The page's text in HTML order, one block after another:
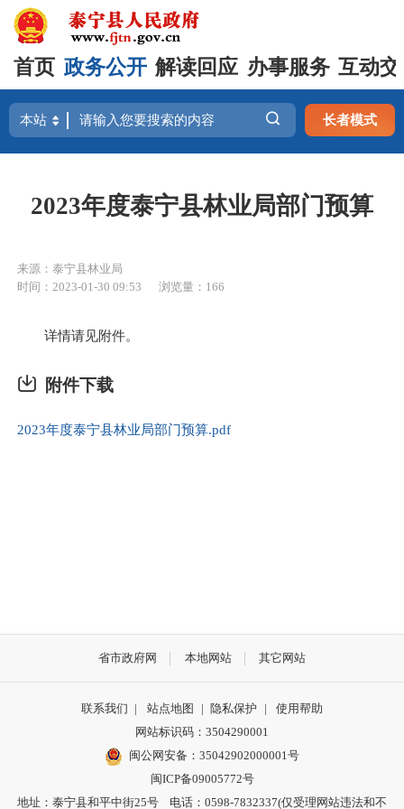
首页 政务公开 解读回应 办事服务 互动
长者模式
2023年度泰宁县林业局部门预算
来源：泰宁县林业局
时间：2023-01-30 09:53
浏览量：166
详情请见附件。
附件下载
2023年度泰宁县林业局部门预算.pdf
省市政府网 本地网站 其它网站
联系我们 | 站点地图 | 隐私保护 |
使用帮助
网站标识码：3504290001
闽公网安备：35042902000001号
闽ICP备09005772号
地址：泰宁县和平中街25号 电话：0598-7832337(仅受理网站违法和不